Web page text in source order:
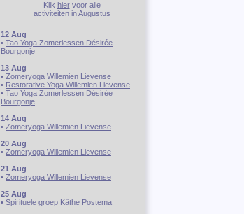
Klik hiervoor alle
activiteiten in Augustus
12 Aug
• Tao Yoga Zomerlessen Désirée
Bourgonje
13 Aug
• Zomeryoga Willemien Lievense
• Restorative Yoga Willemien Lievense
• Tao Yoga Zomerlessen Désirée
Bourgonje
14 Aug
• Zomeryoga Willemien Lievense
20 Aug
• Zomeryoga Willemien Lievense
21 Aug
• Zomeryoga Willemien Lievense
25 Aug
• Spirituele groep Käthe Postema